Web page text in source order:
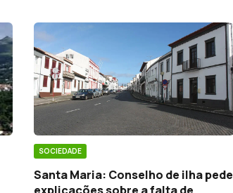
SOCIEDADE
Santa Maria: Conselho de ilha pede
explicações sobre a falta de